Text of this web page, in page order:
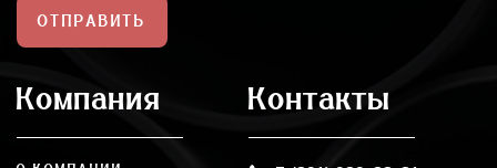
ОТПРАВИТЬ
Компания Контакты